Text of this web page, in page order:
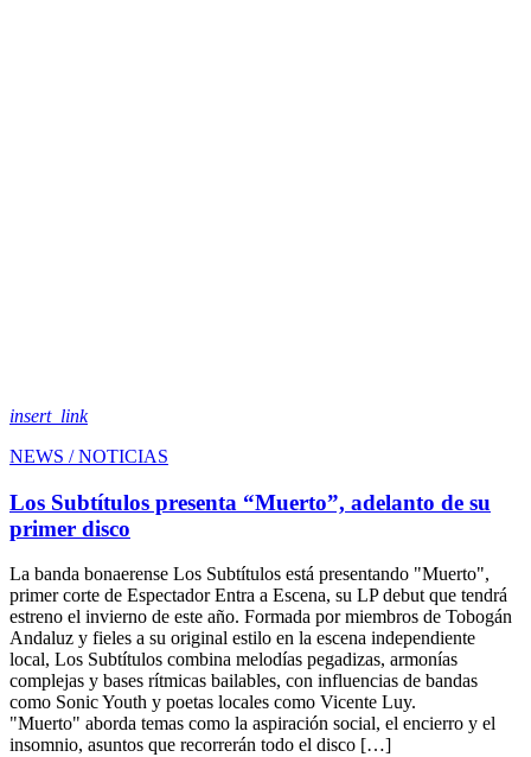
insert_link
NEWS / NOTICIAS
Los Subtítulos presenta “Muerto”, adelanto de su
primer disco
La banda bonaerense Los Subtítulos está presentando "Muerto",
primer corte de Espectador Entra a Escena, su LP debut que tendrá
estreno el invierno de este año. Formada por miembros de Tobogán
Andaluz y fieles a su original estilo en la escena independiente
local, Los Subtítulos combina melodías pegadizas, armonías
complejas y bases rítmicas bailables, con influencias de bandas
como Sonic Youth y poetas locales como Vicente Luy.
"Muerto" aborda temas como la aspiración social, el encierro y el
insomnio, asuntos que recorrerán todo el disco […]